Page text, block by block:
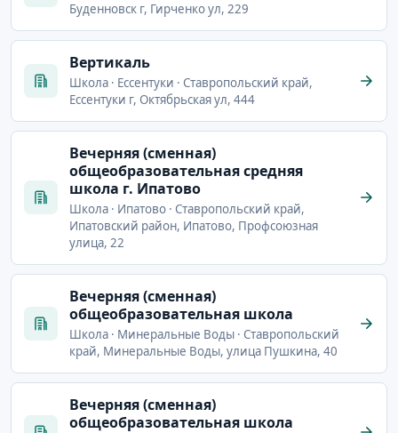
Буденновск г, Гирченко ул, 229
Вертикаль
Школа · Ессентуки · Ставропольский край,
Ессентуки г, Октябрьская ул, 444
Вечерняя (сменная)
общеобразовательная средняя
школа г. Ипатово
Школа · Ипатово · Ставропольский край,
Ипатовский район, Ипатово, Профсоюзная
улица, 22
Вечерняя (сменная)
общеобразовательная школа
Школа · Минеральные Воды · Ставропольский
край, Минеральные Воды, улица Пушкина, 40
Вечерняя (сменная)
общеобразовательная школа